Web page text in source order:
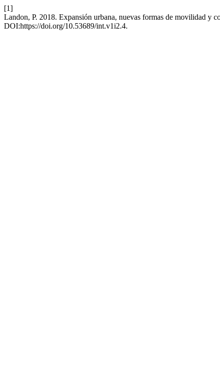
[1]
Landon, P. 2018. Expansión urbana, nuevas formas de movilidad y
DOI:https://doi.org/10.53689/int.v1i2.4.